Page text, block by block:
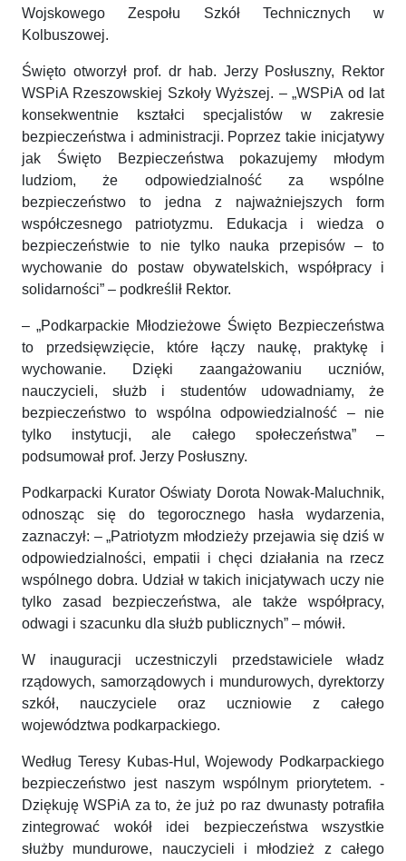
Wojskowego Zespołu Szkół Technicznych w
Kolbuszowej.
Święto otworzył prof. dr hab. Jerzy Posłuszny, Rektor
WSPiA Rzeszowskiej Szkoły Wyższej. – „WSPiA od lat
konsekwentnie kształci specjalistów w zakresie
bezpieczeństwa i administracji. Poprzez takie inicjatywy
jak Święto Bezpieczeństwa pokazujemy młodym
ludziom, że odpowiedzialność za wspólne
bezpieczeństwo to jedna z najważniejszych form
współczesnego patriotyzmu. Edukacja i wiedza o
bezpieczeństwie to nie tylko nauka przepisów – to
wychowanie do postaw obywatelskich, współpracy i
solidarności” – podkreślił Rektor.
– „Podkarpackie Młodzieżowe Święto Bezpieczeństwa
to przedsięwzięcie, które łączy naukę, praktykę i
wychowanie. Dzięki zaangażowaniu uczniów,
nauczycieli, służb i studentów udowadniamy, że
bezpieczeństwo to wspólna odpowiedzialność – nie
tylko instytucji, ale całego społeczeństwa” –
podsumował prof. Jerzy Posłuszny.
Podkarpacki Kurator Oświaty Dorota Nowak-Maluchnik,
odnosząc się do tegorocznego hasła wydarzenia,
zaznaczył: – „Patriotyzm młodzieży przejawia się dziś w
odpowiedzialności, empatii i chęci działania na rzecz
wspólnego dobra. Udział w takich inicjatywach uczy nie
tylko zasad bezpieczeństwa, ale także współpracy,
odwagi i szacunku dla służb publicznych” – mówił.
W inauguracji uczestniczyli przedstawiciele władz
rządowych, samorządowych i mundurowych, dyrektorzy
szkół, nauczyciele oraz uczniowie z całego
województwa podkarpackiego.
Według Teresy Kubas-Hul, Wojewody Podkarpackiego
bezpieczeństwo jest naszym wspólnym priorytetem. -
Dziękuję WSPiA za to, że już po raz dwunasty potrafiła
zintegrować wokół idei bezpieczeństwa wszystkie
służby mundurowe, nauczycieli i młodzież z całego